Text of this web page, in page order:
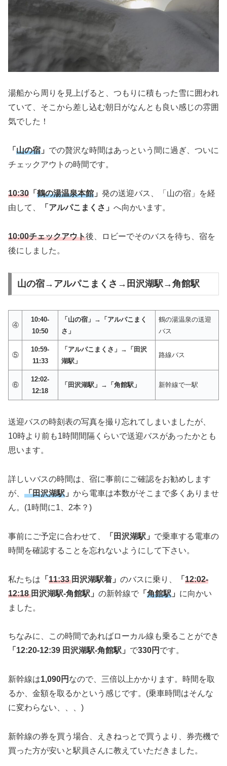
湯船から周りを見上げると、つもりに積もった雪に囲われ
ていて、そこから差し込む朝日がなんとも良い感じの雰囲
気でした！
「 山の宿 」 での贅沢な時間はあっという間に過ぎ、ついに
チェックアウトの時間です。
10:30 「 鶴の湯温泉本館 」 発の送迎バス、「山の宿」を経
由して、
「アルパこまくさ」 へ向かいます。
10:00チェックアウト後、ロビーでそのバスを待ち、宿を
後にしました。
山の宿→アルパこまくさ→田沢湖駅→角館駅
④
10:40-
10:50
「山の宿」→「アルパこまく
さ」
鶴の湯温泉の送迎
バス
⑤
10:59-
11:33
「アルパこまくさ」→「田沢
湖駅」
路線バス
⑥
12:02-
12:18
「田沢湖駅」→「角館駅」 新幹線で一駅
送迎バスの時刻表の写真を撮り忘れてしまいましたが、
10時より前も1時間間隔くらいで送迎バスがあったかとも
思います。
詳しいバスの時間は、宿に事前にご確認をお勧めします
が、 「田沢湖駅 」 から電車は本数がそこまで多くありませ
ん。(1時間に1、2本？)
事前にご予定に合わせて、 「田沢湖駅」 で乗車する電車の
時間を確認することを忘れないようにして下さい。
私たちは 「 11:33 田沢湖駅着」 のバスに乗り、 「 12:02-
12:18田沢湖駅-角館駅」 の新幹線で 「 角館駅 」 に向かい
ました。
ちなみに、この時間であればローカル線も乗ることができ
「12:20-12:39 田沢湖駅-角館駅」 で330円 です。
新幹線は1,090円 なので、三倍以上かかります。時間を取
るか、金額を取るかという感じです。(乗車時間はそんな
に変わらない、、、)
新幹線の券を買う場合、えきねっとで買うより、券売機で
買った方が安いと駅員さんに教えていただきました。